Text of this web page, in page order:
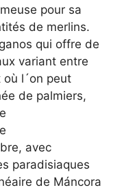
pour sa
de merlins.
qui offre de
variant entre
l´on peut
de palmiers,
avec
paradisiaques
de Máncora